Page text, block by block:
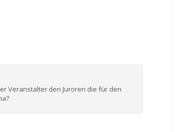
Veranstalter den Juroren die für den